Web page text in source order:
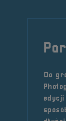
Do
edycji